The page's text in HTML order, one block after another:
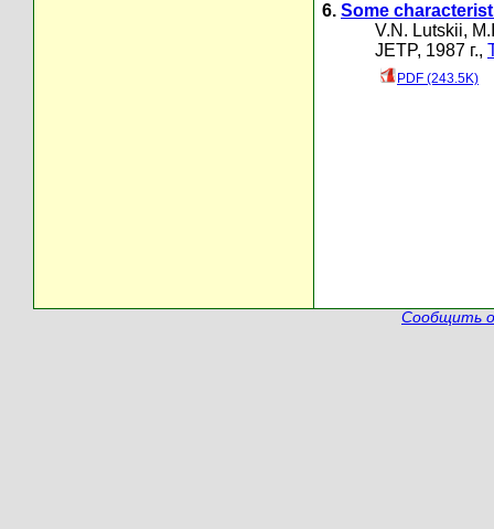
6. Some
V.N. Lutskii,
JETP, 1987 г.,
PDF (243.5K)
Сообщить о